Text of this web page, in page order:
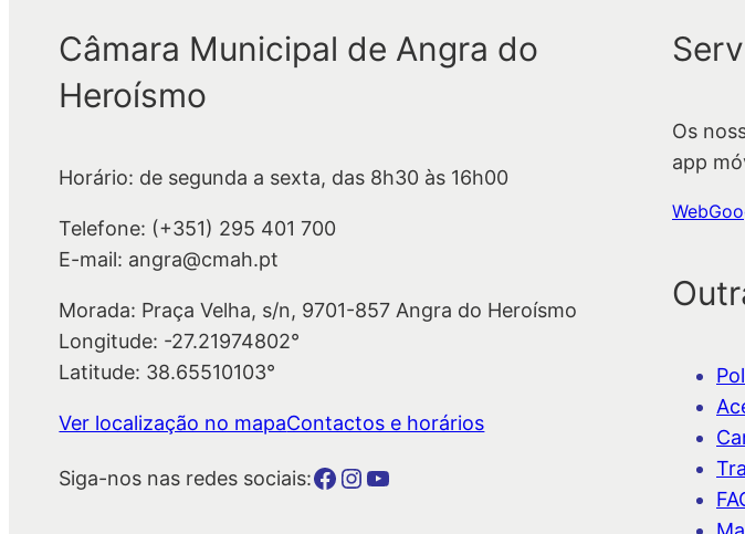
Câmara Municipal de Angra do
Heroísmo
Horário: de segunda a sexta, das 8h30 às 16h00
Telefone: (+351) 295 401 700
E-mail: angra@cmah.pt
Morada: Praça Velha, s/n, 9701-857 Angra do Heroísmo
Longitude: -27.21974802°
Latitude: 38.65510103°
Ver localização no mapaContactos e horários
Siga-nos nas redes sociais:Botão para a página da autarquia no Facebook Botão para a página da autarquia no InstagramBotão para a página da autarquia no Youtube
Os
app
Web